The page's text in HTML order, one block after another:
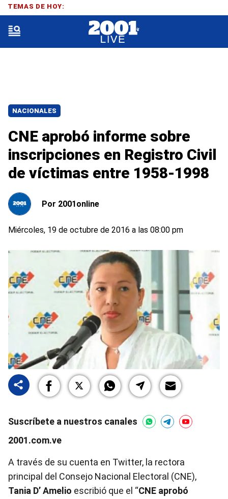
NACIONALES
CNE aprobó informe sobre
inscripciones en Registro Civil
de víctimas entre 1958-1998
Por 2001online
Miércoles, 19 de octubre de 2016 a las 08:00 pm
Suscríbete a nuestros canales
2001.com.ve
A través de su cuenta en Twitter, la rectora
principal del Consejo Nacional Electoral (CNE),
Tania D’ Amelio escribió que el “CNE aprobó
TEMAS DE HOY: